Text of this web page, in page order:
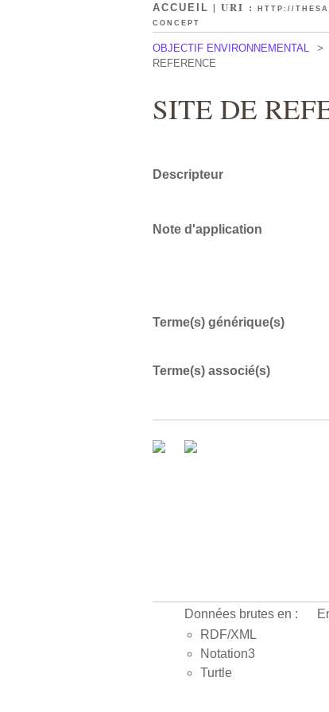
ACCUEIL | URI : HTTP://
CONCEPT
OBJECTIF ENVIRONNEMENTAL >
REFERENCE
SITE DE
Descripteur
Note d'application
Terme(s) générique(s)
Terme(s) associé(s)
Données brutes en :
RDF/XML
Notation3
Turtle